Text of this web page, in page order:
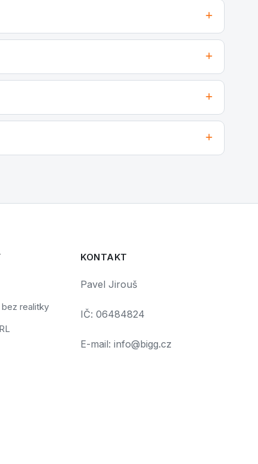
realitky
KONTAKT
Pavel Jirouš
IČ: 06484824
E-mail: info@bigg.cz